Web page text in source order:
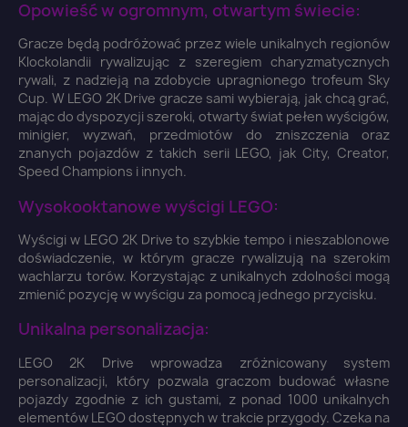
Opowieść w ogromnym, otwartym świecie:
Gracze będą podróżować przez wiele unikalnych regionów
Klockolandii rywalizując z szeregiem charyzmatycznych
rywali, z nadzieją na zdobycie upragnionego trofeum Sky
Cup. W LEGO 2K Drive gracze sami wybierają, jak chcą grać,
mając do dyspozycji szeroki, otwarty świat pełen wyścigów,
minigier, wyzwań, przedmiotów do zniszczenia oraz
znanych pojazdów z takich serii LEGO, jak City, Creator,
Speed Champions i innych.
Wysokooktanowe wyścigi LEGO:
Wyścigi w LEGO 2K Drive to szybkie tempo i nieszablonowe
doświadczenie, w którym gracze rywalizują na szerokim
wachlarzu torów. Korzystając z unikalnych zdolności mogą
zmienić pozycję w wyścigu za pomocą jednego przycisku.
Unikalna personalizacja:
LEGO 2K Drive wprowadza zróżnicowany system
personalizacji, który pozwala graczom budować własne
pojazdy zgodnie z ich gustami, z ponad 1000 unikalnych
elementów LEGO dostępnych w trakcie przygody. Czeka na